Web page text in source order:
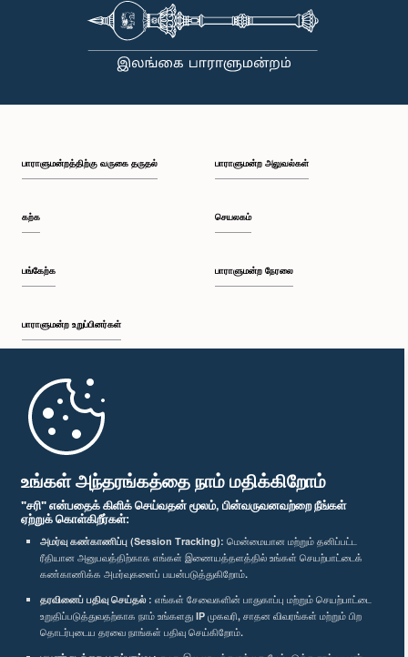
உங்கள் அந்தரங்கத்தை நாம் மதிக்கிறோம்
"சரி" என்பதைக் கிளிக் செய்வதன் மூலம், பின்வருவனவற்றை நீங்கள்
ஏற்றுக் கொள்கிறீர்கள்:
அமர்வு கண்காணிப்பு (Session Tracking): மென்மையான மற்றும் தனிப்பட்ட
ரீதியான அனுபவத்திற்காக எங்கள் இணையத்தளத்தில் உங்கள் செயற்பாட்டைக்
கண்காணிக்க அமர்வுகளைப் பயன்படுத்துகிறோம்.
தரவினைப் பதிவு செய்தல் : எங்கள் சேவைகளின் பாதுகாப்பு மற்றும் செயற்பாட்டை
உறுதிப்படுத்துவதற்காக நாம் உங்களது IP முகவரி, சாதன விவரங்கள் மற்றும் பிற
தொடர்புடைய தரவை நாங்கள் பதிவு செய்கிறோம்.
பாராளுமன்றத்திற்கு வருகை தருதல்
கற்க
பங்கேற்க
பாராளுமன்ற உறுப்பினர்கள்
முதற்பக்கம்
பாராளுமன்ற அலுவல்கள்
செயலகம்
பாராளுமன்ற நேரலை
பாராளுமன்ற கையடக்க செயலி
எம்மை பின்தொடர்க :
விருதுகள்